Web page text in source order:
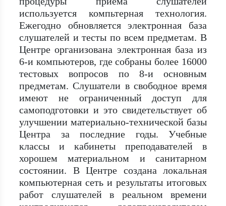
используется компьтерная технология.
Ежегодно обновляется электронная база
слушателей и тесты по всем предметам. В
Центре организована электронная база из
6-и компьютеров, где собраны более 16000
тестовых вопросов по 8-и основным
предметам. Слушатели в свободное время
имеют не ограниченный доступ для
самоподготовки и это свидетельствует об
улучшении материально-технической базы
Центра за последние годы. Учебные
классы и кабинеты преподавателей в
хорошем материальном и санитарном
состоянии. В Центре создана локальная
компьютерная сеть и результаты итоговых
работ слушателей в реальном времени